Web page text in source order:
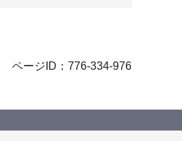
ページID：776-334-976